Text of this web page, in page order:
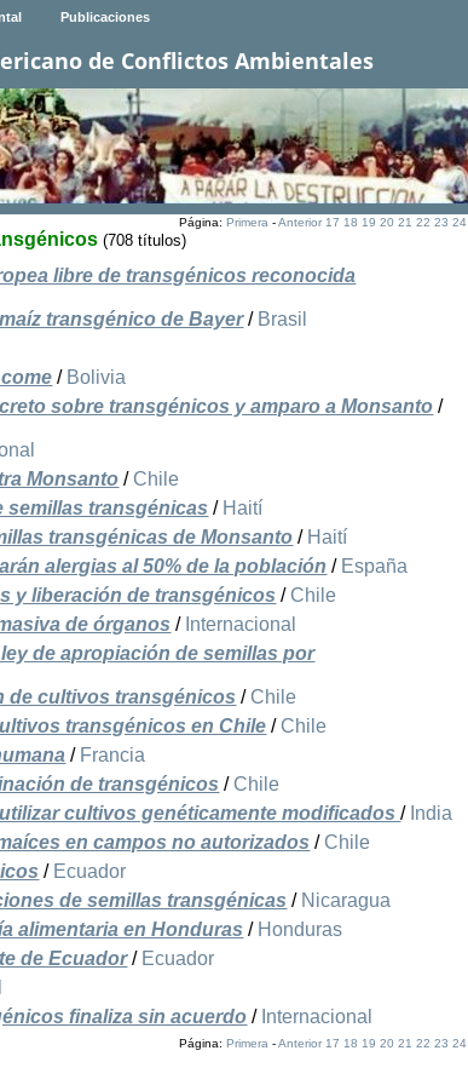
Publicaciones
de Conflictos Ambientales
Página: Primera-Anterior 17 18 19 20 21 22 23 24
(708 títulos)
libre de transgénicos reconocida
transgénico de Bayer/ Brasil
/ Bolivia
sobre transgénicos y amparo a Monsanto /
Monsanto / Chile
semillas transgénicas / Haití
transgénicas de Monsanto / Haití
alergias al 50% de la población / España
y liberación de transgénicos / Chile
de órganos / Internacional
de apropiación de semillas por
de cultivos transgénicos / Chile
transgénicos en Chile / Chile
/ Francia
de transgénicos / Chile
cultivos genéticamente modificados/ India
en campos no autorizados / Chile
/ Ecuador
de semillas transgénicas / Nicaragua
alimentaria en Honduras / Honduras
de Ecuador/ Ecuador
finaliza sin acuerdo / Internacional
Página: Primera-Anterior 17 18 19 20 21 22 23 24